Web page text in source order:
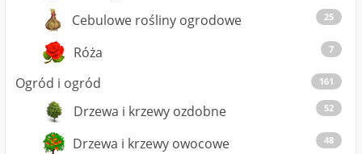
Cebulowe rośliny ogrodowe 25
Róża 7
Ogród i ogród 161
Drzewa i krzewy ozdobne 52
Drzewa i krzewy owocowe 48